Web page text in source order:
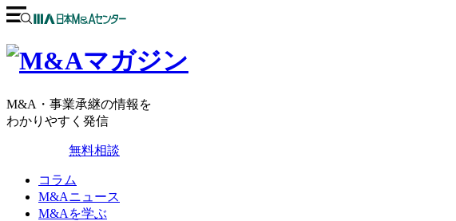
M&A・事業承継の情報を
わかりやすく発信
無料相談
コラム
M&Aニュース
M&Aを学ぶ